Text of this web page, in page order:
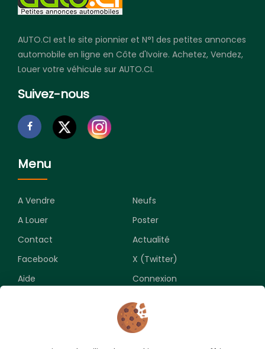
AUTO.CI est le site pionnier et N°1 des petites annonces
automobile en ligne en Côte d'Ivoire. Achetez, Vendez,
Louer votre véhicule sur AUTO.CI.
Suivez-nous
Menu
A Vendre
Neufs
A Louer
Poster
Contact
Actualité
Facebook
X (Twitter)
Aide
Connexion